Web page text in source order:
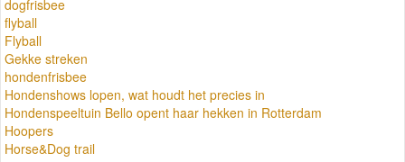
dogfrisbee
flyball
Flyball
Gekke streken
hondenfrisbee
Hondenshows lopen, wat houdt het precies in
Hondenspeeltuin Bello opent haar hekken in Rotterdam
Hoopers
Horse&Dog trail